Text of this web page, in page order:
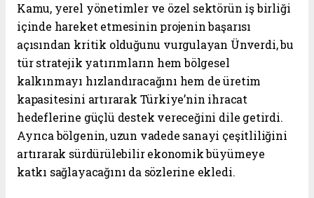
Kamu, yerel yönetimler ve özel sektörün iş birliği
içinde hareket etmesinin projenin başarısı
açısından kritik olduğunu vurgulayan Ünverdi, bu
tür stratejik yatırımların hem bölgesel
kalkınmayı hızlandıracağını hem de üretim
kapasitesini artırarak Türkiye’nin ihracat
hedeflerine güçlü destek vereceğini dile getirdi.
Ayrıca bölgenin, uzun vadede sanayi çeşitliliğini
artırarak sürdürülebilir ekonomik büyümeye
katkı sağlayacağını da sözlerine ekledi.